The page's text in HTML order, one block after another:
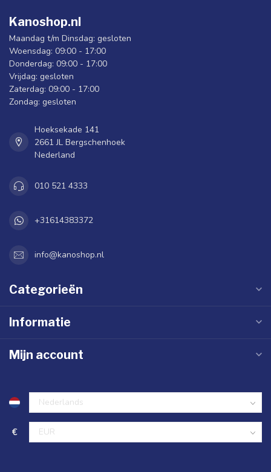
Kanoshop.nl
Maandag t/m Dinsdag: gesloten
Woensdag: 09:00 - 17:00
Donderdag: 09:00 - 17:00
Vrijdag: gesloten
Zaterdag: 09:00 - 17:00
Zondag: gesloten
Hoeksekade 141
2661 JL Bergschenhoek
Nederland
010 521 4333
+31614383372
info@kanoshop.nl
Categorieën
Informatie
Mijn account
€